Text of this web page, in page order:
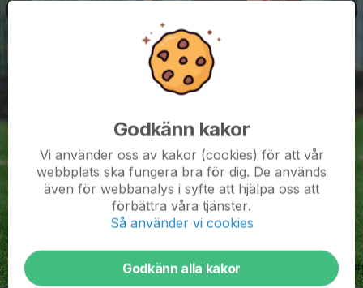
Godkänn kakor
Vi använder oss av kakor (cookies) för att vår
webbplats ska fungera bra för dig. De används
även för webbanalys i syfte att hjälpa oss att
förbättra våra tjänster.
Så använder vi cookies
Godkänn alla kakor